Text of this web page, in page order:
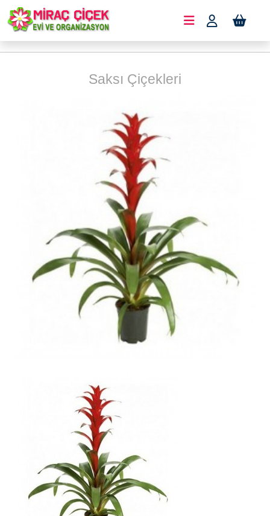
Saksı Çiçekleri